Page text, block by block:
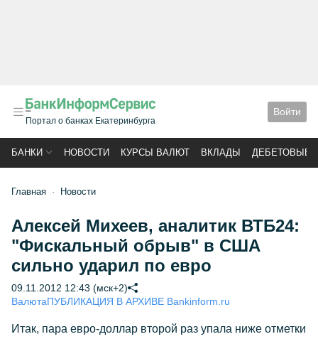
Портал о банках Екатеринбурга
Войти
БАНКИ НОВОСТИ КУРСЫ ВАЛЮТ ВКЛАДЫ ДЕБЕТОВЫЕ
Главная Новости
Алексей Михеев, аналитик ВТБ24:
"Фискальный обрыв" в США
сильно ударил по евро
09.11.2012 12:43 (мск+2)
ВалютаПУБЛИКАЦИЯ В АРХИВЕ Bankinform.ru
Итак, пара евро-доллар второй раз упала ниже отметки